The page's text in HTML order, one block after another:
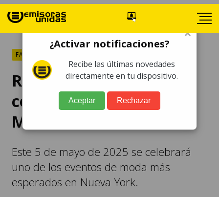
FARÁNDULA
Revelan lista de
celebridades invitadas al
Met Gala 2025
Este 5 de mayo de 2025 se celebrará
uno de los eventos de moda más
esperados en Nueva York.
×
¿Activar notificaciones?
Recibe las últimas novedades
directamente en tu dispositivo.
Aceptar Rechazar